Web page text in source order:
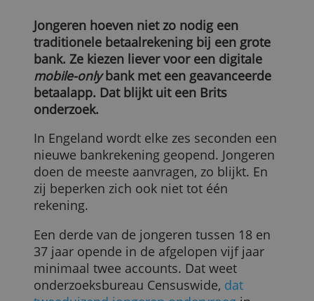
onlinebank willen
Jongeren hoeven niet zo nodig een
traditionele betaalrekening bij een grote
bank. Ze kiezen liever voor een digitale
mobile-only
bank met een geavanceerde
betaalapp. Dat blijkt uit een Brits
onderzoek.
In Engeland wordt elke zes seconden een
doen de meeste aanvragen, zo blijkt. En
zij beperken zich ook niet tot één
rekening.